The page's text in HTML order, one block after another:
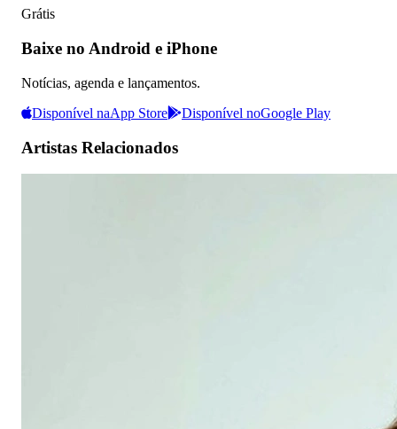
Grátis
Baixe no Android e iPhone
Notícias, agenda e lançamentos.
Disponível naApp Store Disponível noGoogle Play
Artistas Relacionados